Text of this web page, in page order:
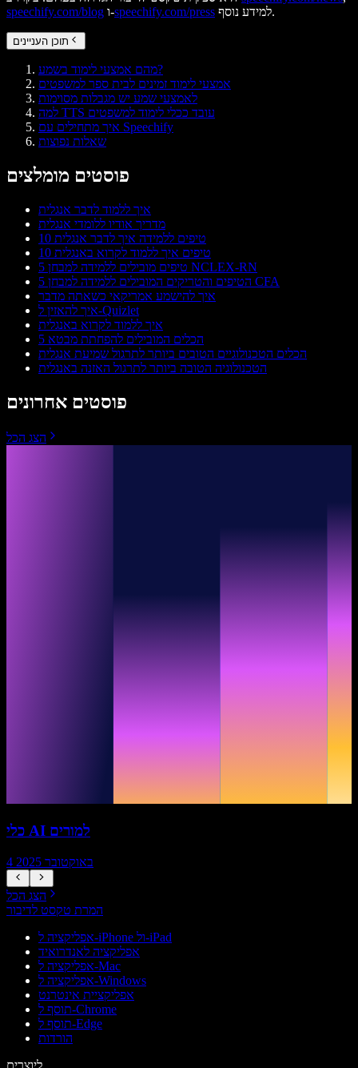
speechify.com/blog ו-speechify.com/press למידע נוסף.
תוכן העניינים
מהם אמצעי לימוד בשמע?
אמצעי לימוד זמינים לבית ספר למשפטים
לאמצעי שמע יש מגבלות מסוימות
למה TTS עובד ככלי לימוד למשפטים
איך מתחילים עם Speechify
שאלות נפוצות
פוסטים מומלצים
איך ללמוד לדבר אנגלית
מדריך אודיו ללומדי אנגלית
10 טיפים ללמידה איך לדבר אנגלית
10 טיפים איך ללמוד לקרוא באנגלית
5 טיפים מובילים ללמידה למבחן NCLEX-RN
5 הטיפים והטריקים המובילים ללמידה למבחן CFA
איך להישמע אמריקאי כשאתה מדבר
איך להאזין ל-Quizlet
איך ללמוד לקרוא באנגלית
5 הכלים המובילים להפחתת מבטא
הכלים הטכנולוגיים הטובים ביותר לתרגול שמיעת אנגלית
הטכנולוגיה הטובה ביותר לתרגול האזנה באנגלית
פוסטים אחרונים
הצג הכל
כלי AI למורים
4 באוקטובר 2025
הצג הכל
המרת טקסט לדיבור
אפליקציה ל-iPhone ול-iPad
אפליקציה לאנדרואיד
אפליקציה ל-Mac
אפליקציה ל-Windows
אפליקציית אינטרנט
תוסף ל-Chrome
תוסף ל-Edge
הורדות
ליוצרים